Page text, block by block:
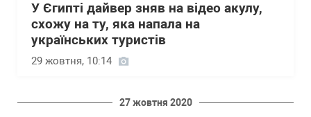
У Єгипті дайвер зняв на відео акулу,
схожу на ту, яка напала на
українських туристів
29 жовтня, 10:14
27 жовтня 2020